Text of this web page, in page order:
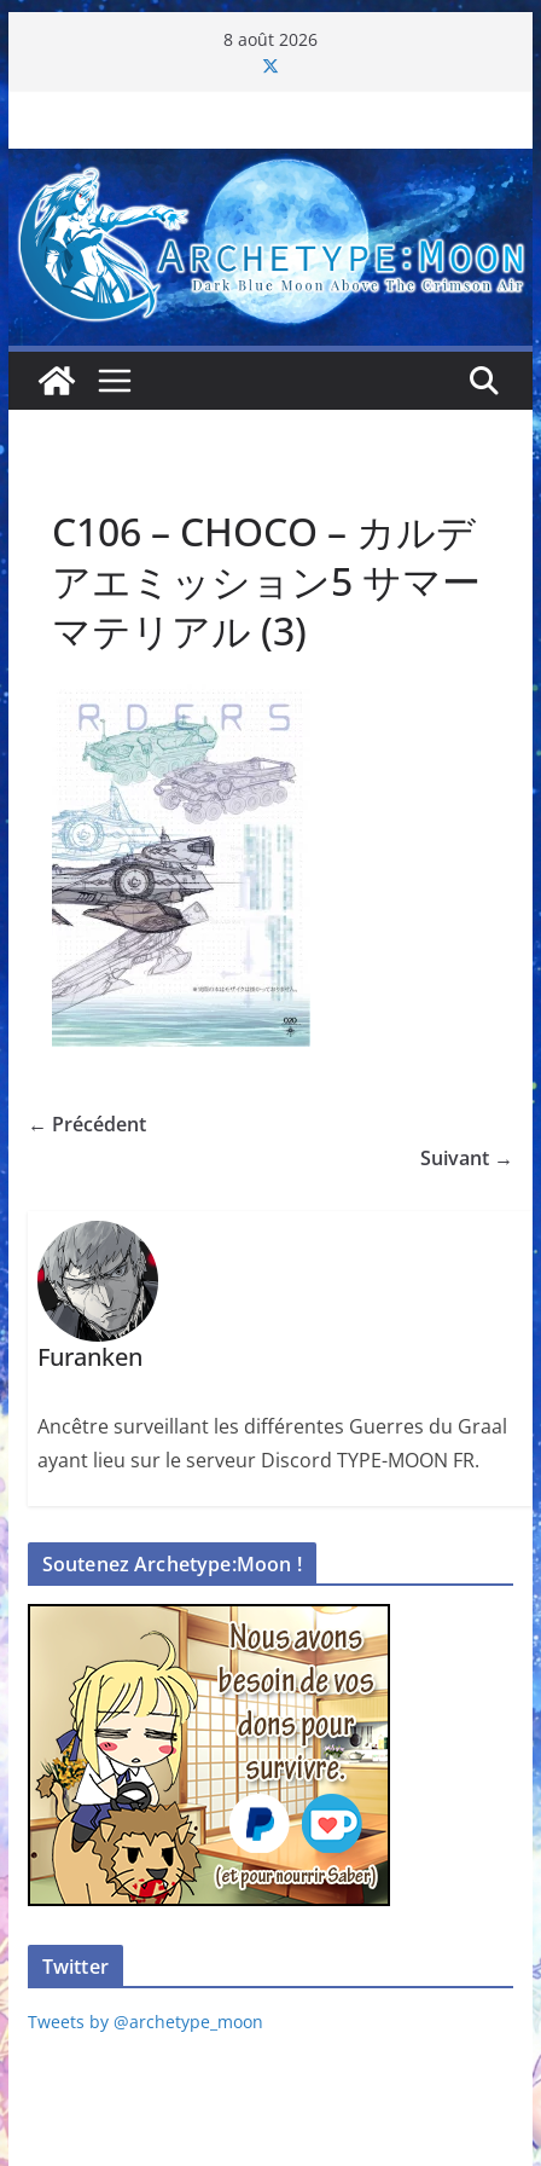
au
contenu
8 août 2026
C106 – CHOCO – カルデ
アエミッション5 サマー
マテリアル (3)
← Précédent
Suivant →
Furanken
Ancêtre surveillant les différentes Guerres du Graal
ayant lieu sur le serveur Discord TYPE-MOON FR.
Soutenez Archetype:Moon !
Twitter
Tweets by @archetype_moon